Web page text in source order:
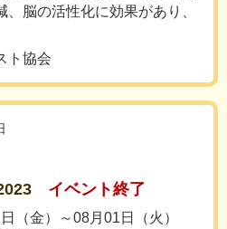
脳の活性化に効果があり、
ト協会
イベント終了
（金）～08月01日（火）